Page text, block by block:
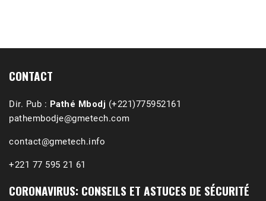
CONTACT
Dir. Pub : Pathé Mbodj (+221)775952161
pathembodje@gmetech.com
contact@gmetech.info
+221 77 595 21 61
CORONAVIRUS: CONSEILS ET ASTUCES DE SÉCURITÉ